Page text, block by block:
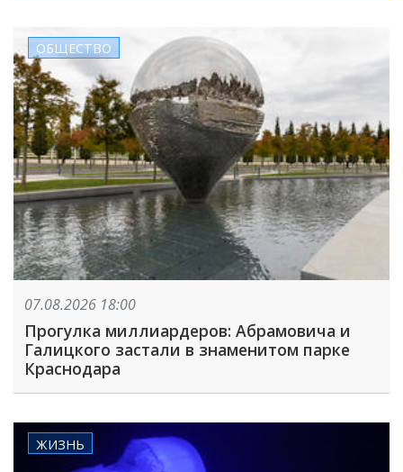
ОБЩЕСТВО
07.08.2026 18:00
Прогулка миллиардеров: Абрамовича и
Галицкого застали в знаменитом парке
Краснодара
ЖИЗНЬ